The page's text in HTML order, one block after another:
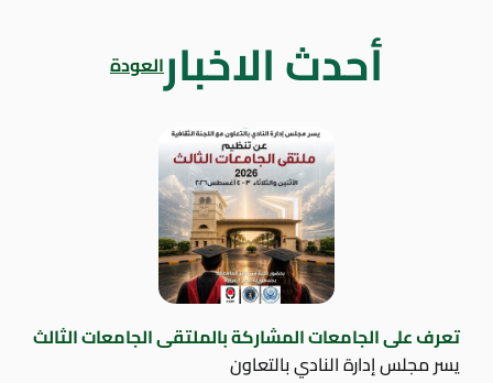
أحدث الاخبارالعودة
تعرف على الجامعات المشاركة بالملتقى الجامعات الثالث
يسر مجلس إدارة النادي بالتعاون